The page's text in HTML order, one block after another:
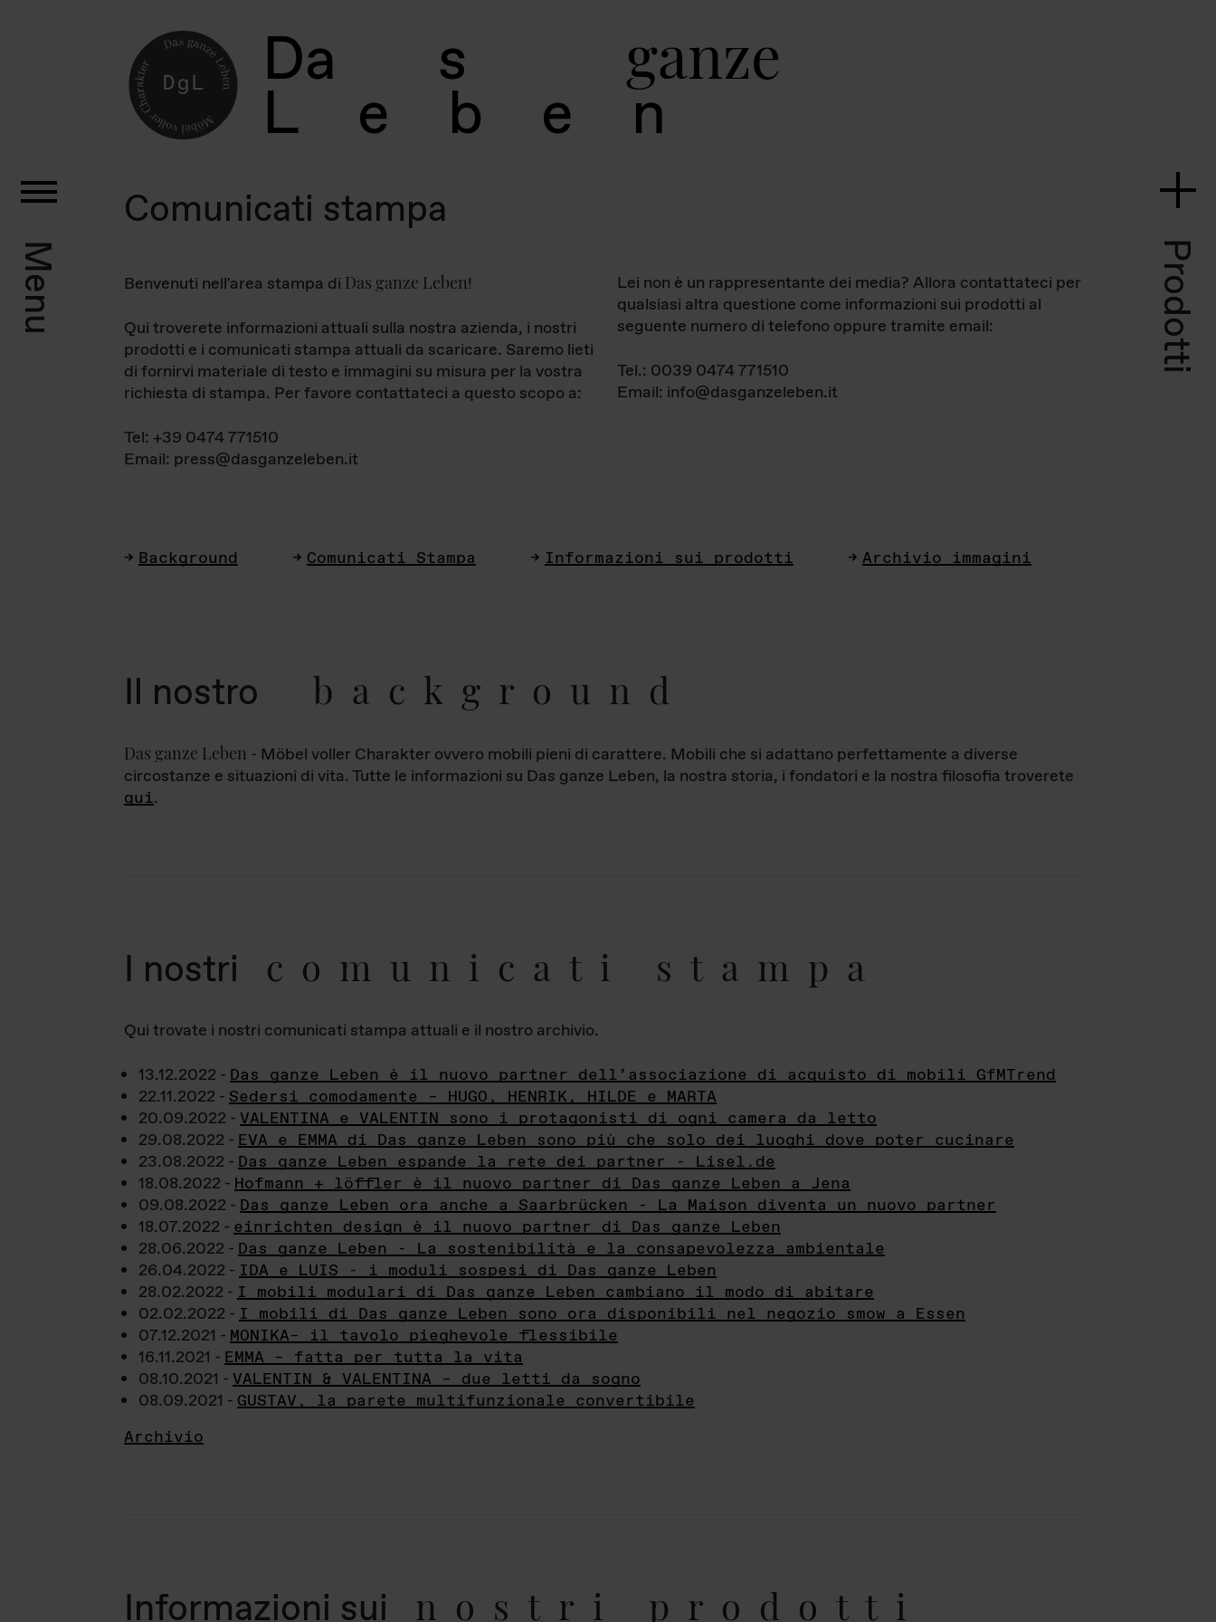
Da s ganze
L e b e n
Menu Prodotti
Comunicati stampa
Benvenuti nell'area stampa di Das ganze Leben!
Qui troverete informazioni attuali sulla nostra azienda, i nostri
prodotti e i comunicati stampa attuali da scaricare. Saremo lieti
di fornirvi materiale di testo e immagini su misura per la vostra
richiesta di stampa. Per favore contattateci a questo scopo a:
Tel: +39 0474 771510
Email: press@dasganzeleben.it
Lei non è un rappresentante dei media? Allora contattateci per
qualsiasi altra questione come informazioni sui prodotti al
seguente numero di telefono oppure tramite email:
Tel.: 0039 0474 771510
Email: info@dasganzeleben.it
Background Comunicati Stampa Informazioni sui prodotti Archivio immagini
Il nostro background
Das ganze Leben - Möbel voller Charakter ovvero mobili pieni di carattere. Mobili che si adattano perfettamente a diverse
circostanze e situazioni di vita. Tutte le informazioni su Das ganze Leben, la nostra storia, i fondatori e la nostra filosofia troverete
qui.
I nostri comunicati stampa
Qui trovate i nostri comunicati stampa attuali e il nostro archivio.
13.12.2022 - Das ganze Leben è il nuovo partner dell’associazione di acquisto di mobili GfMTrend
22.11.2022 - Sedersi comodamente – HUGO, HENRIK, HILDE e MARTA
20.09.2022 - VALENTINA e VALENTIN sono i protagonisti di ogni camera da letto
29.08.2022 - EVA e EMMA di Das ganze Leben sono più che solo dei luoghi dove poter cucinare
23.08.2022 - Das ganze Leben espande la rete dei partner - Lisel.de
18.08.2022 - Hofmann + löffler è il nuovo partner di Das ganze Leben a Jena
09.08.2022 - Das ganze Leben ora anche a Saarbrücken - La Maison diventa un nuovo partner
18.07.2022 - einrichten design è il nuovo partner di Das ganze Leben
28.06.2022 - Das ganze Leben - La sostenibilità e la consapevolezza ambientale
26.04.2022 - IDA e LUIS - i moduli sospesi di Das ganze Leben
28.02.2022 - I mobili modulari di Das ganze Leben cambiano il modo di abitare
02.02.2022 - I mobili di Das ganze Leben sono ora disponibili nel negozio smow a Essen
07.12.2021 - MONIKA– il tavolo pieghevole flessibile
16.11.2021 - EMMA – fatta per tutta la vita
08.10.2021 - VALENTIN & VALENTINA – due letti da sogno
08.09.2021 - GUSTAV, la parete multifunzionale convertibile
Archivio
Informazioni sui nostri prodotti